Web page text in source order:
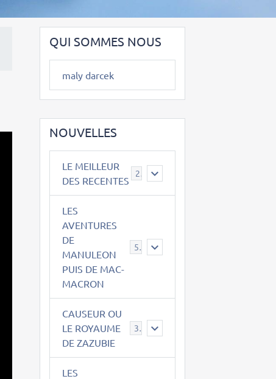
QUI SOMMES NOUS
maly darcek
NOUVELLES
LE MEILLEUR
DES RECENTES
2
LES
AVENTURES
DE
MANULEON
PUIS DE MAC-
MACRON
543
CAUSEUR OU
LE ROYAUME
DE ZAZUBIE
38
LES